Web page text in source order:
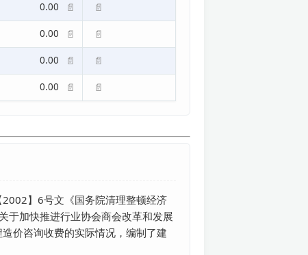
0.00 📄 📄
0.00 📄 📄
0.00 📄 📄
0.00 📄 📄
】6号文《国务院清理整顿经济
于加快推进行业协会商会改革和发展
价咨询收费的实际情况，编制了建